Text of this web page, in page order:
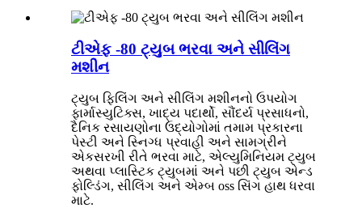
ટીએફ -80 ટ્યુબ ભરવા અને સીલિંગ
મશીન
ટ્યુબ ફિલિંગ અને સીલિંગ મશીનનો ઉપયોગ
ફાર્માસ્યુટિક્સ, ખાદ્ય પદાર્થો, સૌંદર્ય પ્રસાધનો,
દૈનિક રસાયણોના ઉદ્યોગોમાં તમામ પ્રકારના
પેસ્ટી અને સ્નિગ્ધ પ્રવાહી અને સામગ્રીને
એકસરખી રીતે ભરવા માટે, એલ્યુમિનિયમ ટ્યુબ
અથવા પ્લાસ્ટિક ટ્યુબમાં અને પછી ટ્યુબ એન્ડ
ફોલ્ડિંગ, સીલિંગ અને એમ્બ oss સિંગ હાથ ધરવા
માટે.